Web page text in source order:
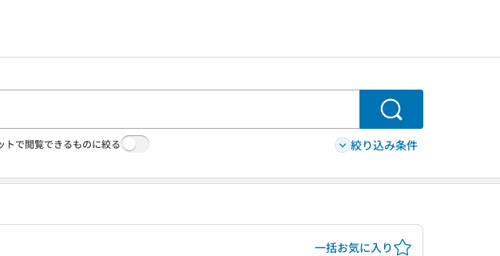
検索
トで閲覧できるものに絞る 絞り込み条件
一括お気に入り